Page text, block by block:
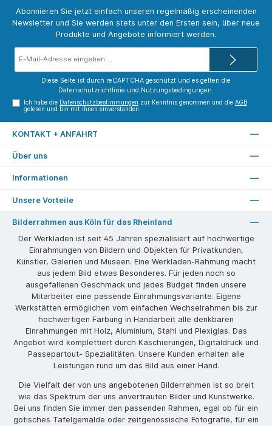
Abonnieren Sie jetzt einfach unseren regelmäßig erscheinenden
Newsletter und Sie werden stets unter den Ersten sein, über neue
Produkte und Angebote informiert werden.
Diese Seite ist durch reCAPTCHA geschützt und es gelten die
Datenschutzrichtlinie und Nutzungsbedingungen.
Ich habe die Datenschutzbestimmungen zur Kenntnis genommen und dieAGB
gelesen und bin mit ihnen einverstanden.
KONTAKT + ANFAHRT
Über uns
Informationen
Unsere Vorteile
Bilderrahmen aus Köln für das Rheinland
Der Werkladen ist seit 45 Jahren spezialisiert auf hochwertige
Einrahmungen von Bildern und Objekten für Privatkunden,
Künstler, Galerien und Museen. Eine Werkladen-Rahmung macht
aus jedem Bild etwas Besonderes. Für jeden noch so
ausgefallenen Geschmack und jedes Budget finden unsere
Mitarbeiter eine passende Einrahmungsvariante. Eigene
Werkstätten ermöglichen vom einfachen Wechselrahmen bis zur
hochwertigen Färbung in Handarbeit alle denkbaren
Einrahmungen mit Holz, Aluminium, Stahl und Plexiglas. Das
Angebot wird komplettiert durch Kaschierungen, Digitaldruck und
Passepartout- Spezialitäten. Unsere Kunden erhalten alle
Leistungen rund um das Bild aus einer Hand.
Die Vielfalt der von uns angebotenen Bilderrahmen ist so breit
wie das Spektrum der uns anvertrauten Bilder und Kunstwerke.
Bei uns finden Sie immer den passenden Rahmen, egal ob für ein
gotisches Tafelgemälde oder zeitgenössische Fotografie, für ein